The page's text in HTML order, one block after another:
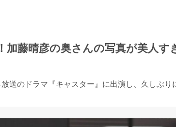
加藤晴彦の奥さんの写真が美人す
送のドラマ『キャスター』に出演し、久しぶり